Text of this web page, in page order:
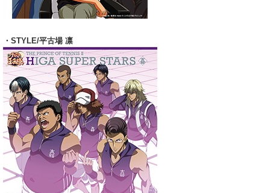
・STYLE/平古場 凛